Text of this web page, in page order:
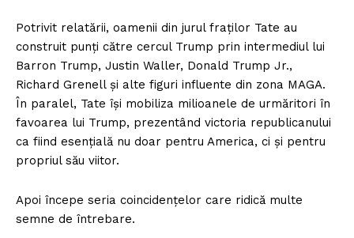
Potrivit relatării, oamenii din jurul fraților Tate au
construit punți către cercul Trump prin intermediul lui
Barron Trump, Justin Waller, Donald Trump Jr.,
Richard Grenell și alte figuri influente din zona MAGA.
În paralel, Tate își mobiliza milioanele de urmăritori în
favoarea lui Trump, prezentând victoria republicanului
ca fiind esențială nu doar pentru America, ci și pentru
propriul său viitor.
Apoi începe seria coincidențelor care ridică multe
semne de întrebare.